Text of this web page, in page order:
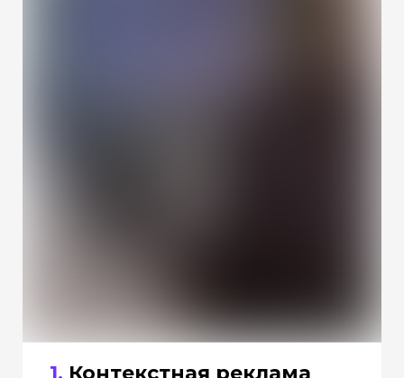
1. Контекстная реклама